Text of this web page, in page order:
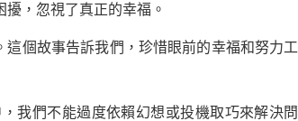
，忽視了真正的幸福。
個故事告訴我們，珍惜眼前的幸福和努力工
我們不能過度依賴幻想或投機取巧來解決問